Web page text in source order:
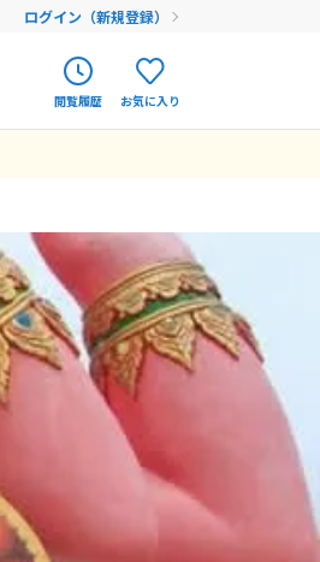
ログイン（新規登録）
閲覧履歴 お気に入り